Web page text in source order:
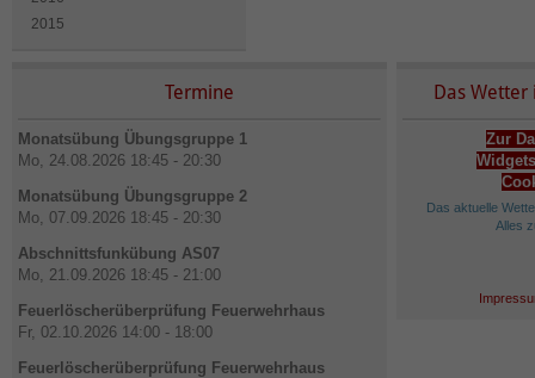
2015
Termine
Monatsübung Übungsgruppe 1
Mo, 24.08.2026 18:45 - 20:30
Monatsübung Übungsgruppe 2
Mo, 07.09.2026 18:45 - 20:30
Abschnittsfunkübung AS07
Mo, 21.09.2026 18:45 - 21:00
Feuerlöscherüberprüfung Feuerwehrhaus
Fr, 02.10.2026 14:00 - 18:00
Feuerlöscherüberprüfung Feuerwehrhaus
Das Wetter
Zur
Das aktuelle
Alles